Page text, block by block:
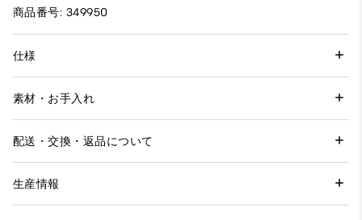
商品番号: 349950
仕様
素材・お手入れ
配送・交換・返品について
生産情報